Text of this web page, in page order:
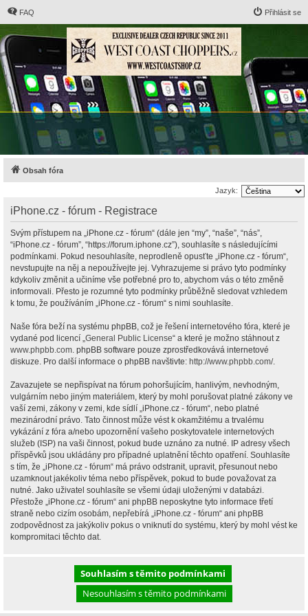
FAQ Přihlásit se
Obsah fóra
Jazyk:
iPhone.cz - fórum - Registrace
Svým přístupem na „iPhone.cz - fórum“ (dále jen “my”, “naše”, “nás”,
“iPhone.cz - fórum”, “https://forum.iphone.cz”), souhlasíte s následujícími
podmínkami. Pokud nesouhlasíte, neprodleně opusťte „iPhone.cz - fórum“,
nevstupujte na něj a nepoužívejte jej. Vyhrazujeme si právo tyto podmínky
kdykoliv změnit a učiníme vše potřebné pro to, abychom vás o této změně
informovali. Přesto je rozumné tyto podmínky průběžně sledovat vzhledem
k tomu, že používáním „iPhone.cz - fórum“ s nimi souhlasíte.
Naše fóra beží na systému phpBB, což je řešení internetového fóra, které je
vydané pod licencí „General Public License“ a které je možno stáhnout z
www.phpbb.com. phpBB software pouze zprostředkovává internetové
diskuze. Pro další informace o phpBB navštivte: http://www.phpbb.com/.
Zavazujete se nepřispívat na fórum pohoršujícím, hanlivým, nevhodným,
vulgárním nebo jiným materiálem, který by mohl porušovat platné zákony ve
vaší zemi, zákony v zemi, kde sídlí „iPhone.cz - fórum“, nebo platné
mezinárodní právo. Tato činnost může vést k okamžitému a trvalému
vykázání z fóra a/nebo upozornění vašeho poskytovatele internetových
služeb (ISP) na vaši činnost, pokud bude uznáno za nutné. IP adresy všech
příspěvků jsou ukládány pro případné uplatnění těchto opatření. Souhlasíte
s tím, že „iPhone.cz - fórum“ má právo odstranit, upravit, přesunout nebo
uzamknout jakékoliv téma nebo příspěvek, pokud to bude považovat za
nutné. Jako uživatel souhlasíte se všemi údaji uloženými v databázi.
Přestože „iPhone.cz - fórum“ ani phpBB neposkytne tyto informace třetí
straně nebo cizím osobám, nepřebírá „iPhone.cz - fórum“ ani phpBB
zodpovědnost za jakýkoliv pokus o vniknutí do systému, který by mohl vést ke
kompromitaci těchto dat.